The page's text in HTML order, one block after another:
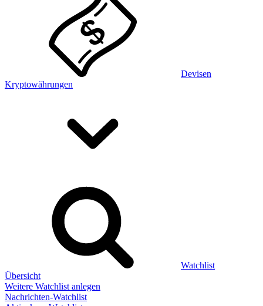
Devisen
Kryptowährungen
Watchlist
Übersicht
Weitere Watchlist anlegen
Nachrichten-Watchlist